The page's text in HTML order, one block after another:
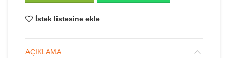
İstek listesine ekle
AÇIKLAMA